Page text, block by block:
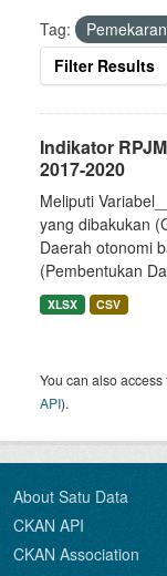
Tag: Pemekaran
Filter Results
Indikator
2017-2020
Meliputi
yang dibakukan
Daerah otonomi
(Pembentukan
XLSX CSV
You can also
API).
About Satu Data
CKAN API
CKAN Association